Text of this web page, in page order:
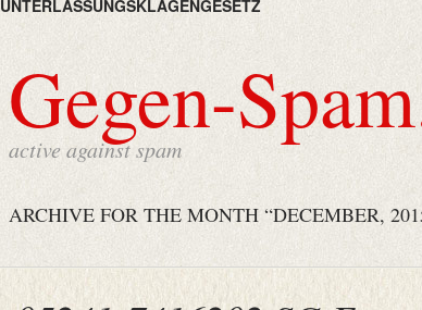
UNTERLASSUNGSKLAGENGESETZ
Gegen-
active against spam
ARCHIVE FOR THE MONTH “DECEMBER,